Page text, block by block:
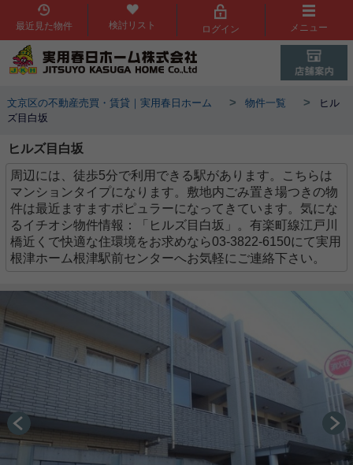
最近見た物件 検討リスト ログイン メニュー
文京区の不動産売買・賃貸｜実用春日ホーム > 物件一覧 >
ヒル
ズ目白坂
ヒルズ目白坂
周辺には、徒歩5分で利用できる駅があります。こちらは
マンションタイプになります。敷地内ごみ置き場つきの物
件は最近ますますポピュラーになってきています。気にな
るイチオシ物件情報：「ヒルズ目白坂」。有楽町線江戸川
橋近くで快適な住環境をお求めなら03-3822-6150にて実用
根津ホーム根津駅前センターへお気軽にご連絡下さい。